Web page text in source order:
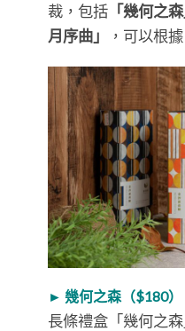
裁，包括 「幾何之
月序曲」
，可以根
► 幾何之森（$180）
長條禮盒「幾何之